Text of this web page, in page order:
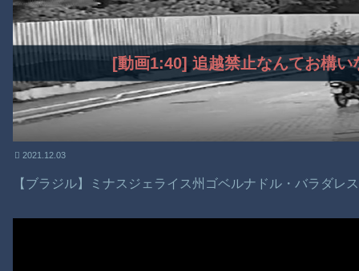
[動画1:40] 追越禁止なんてお構
2021.12.03
【ブラジル】ミナスジェライス州ゴベルナドル・バラダレス